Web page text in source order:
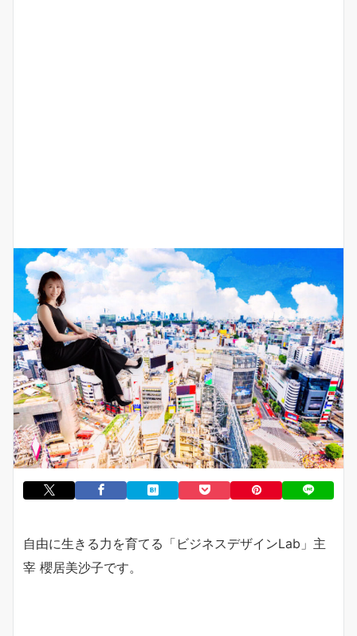
自由に生きる力を育てる「ビジネスデザインLab」主
宰 櫻居美沙子です。